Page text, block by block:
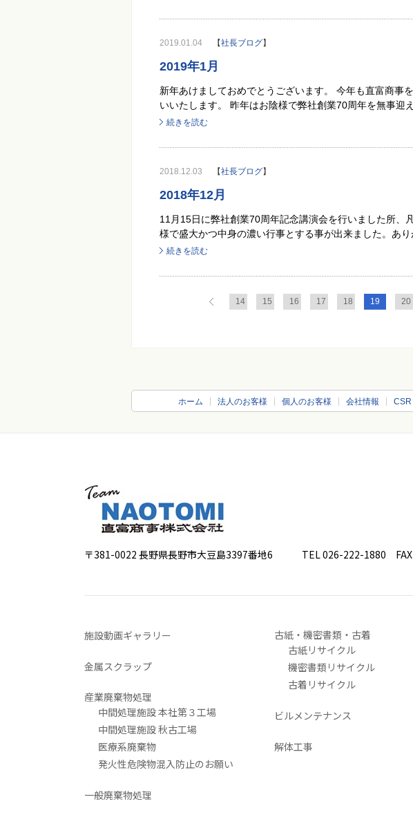
2019.01.04 【社長ブログ】
2019年1月
新年あけましておめでとうございます。 今年も直富商事
いいたします。 昨年はお陰様で弊社創業70周年を無事迎
続きを読む
2018.12.03 【社長ブログ】
2018年12月
11月15日に弊社創業70周年記念講演会を行いました所、
様で盛大かつ中身の濃い行事とする事が出来ました。あり
続きを読む
14 15 16 17 18 19 20
ホーム 法人のお客様 個人のお客様 会社情報 CSR
〒381-0022 長野県長野市大豆島3397番地6 TEL 026-222-1880 FAX
施設動画ギャラリー
金属スクラップ
産業廃棄物処理
中間処理施設 本社第３工場
中間処理施設 秋古工場
医療系廃棄物
発火性危険物混入防止のお願い
一般廃棄物処理
古紙・機密書類・古着
古紙リサイクル
機密書類リサイクル
古着リサイクル
ビルメンテナンス
解体工事